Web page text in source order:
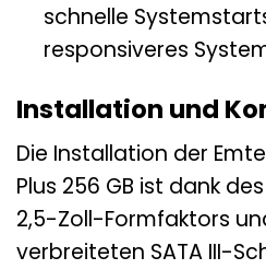
schnelle
responsiveres
Installation und
Die Installation der
Plus 256 GB ist dank
2,5-Zoll-Formfaktors
verbreiteten SATA III-